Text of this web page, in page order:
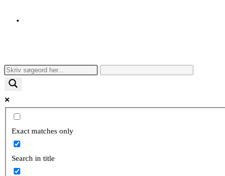
search
Exact matches only
Search in title